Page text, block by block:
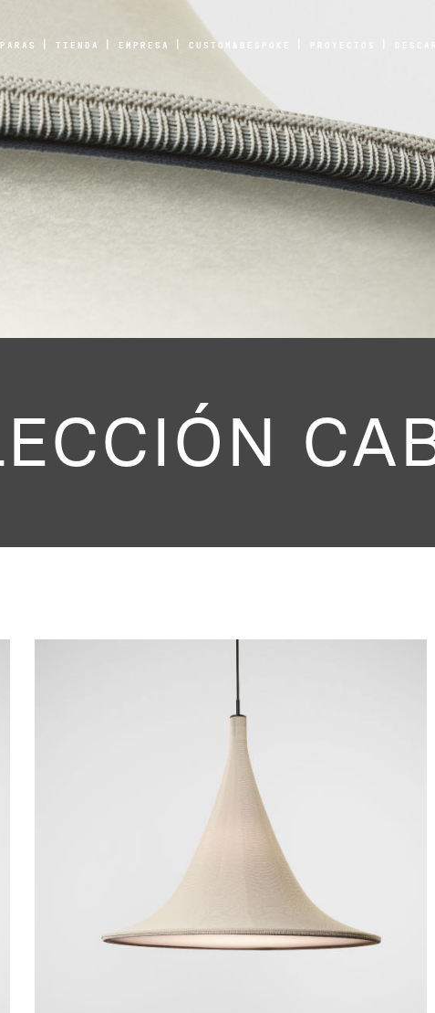
TIENDA EMPRESA CUSTOM&BESPOKE